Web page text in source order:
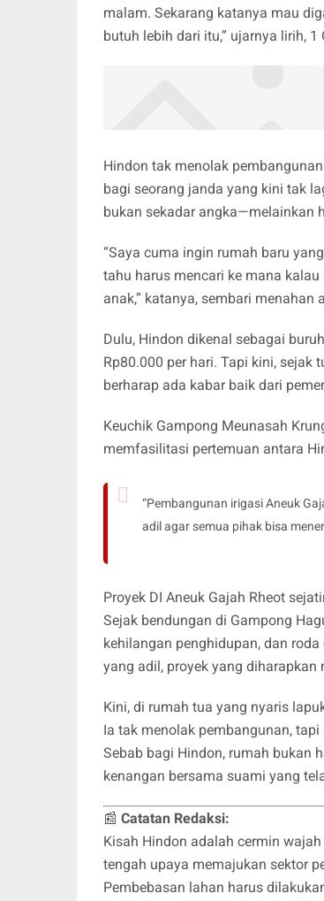
malam. Sekarang katanya mau
butuh lebih dari itu,” ujarnya lirih, 1
Hindon tak menolak
bagi seorang janda yang kini tak
bukan sekadar angka—melainkan
“Saya cuma ingin rumah baru
tahu harus mencari ke mana
anak,” katanya, sembari menahan
Dulu, Hindon dikenal sebagai
Rp80.000 per hari. Tapi kini, sejak
berharap ada kabar baik dari
Keuchik Gampong Meunasah
memfasilitasi pertemuan antara
“Pembangunan irigasi Aneuk
adil agar semua pihak bisa
Proyek DI Aneuk Gajah Rheot
Sejak bendungan di Gampong
kehilangan penghidupan, dan
yang adil, proyek yang
Kini, di rumah tua yang nyaris
Ia tak menolak pembangunan,
Sebab bagi Hindon, rumah bukan
kenangan bersama suami yang
📰 Catatan Redaksi:
Kisah Hindon adalah cermin
tengah upaya memajukan sektor
Pembebasan lahan harus